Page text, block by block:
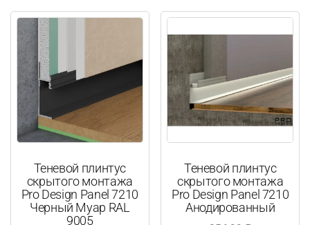
Теневой плинтус
скрытого монтажа
Pro Design Panel 7210
Черный Муар RAL
9005
Теневой плинтус
скрытого монтажа
Pro Design Panel 7210
Анодированный